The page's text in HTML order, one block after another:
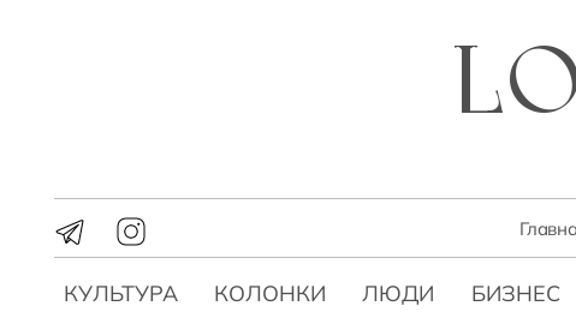
КУЛЬТУРА КОЛОНКИ ЛЮДИ БИЗНЕС